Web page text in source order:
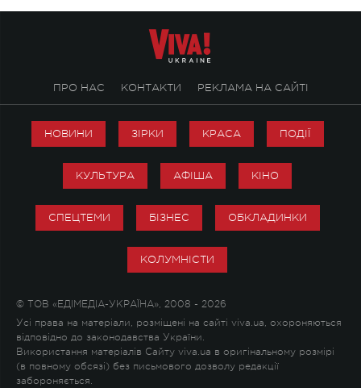
ПРО НАС КОНТАКТИ РЕКЛАМА НА САЙТІ
НОВИНИ ЗІРКИ КРАСА ПОДІЇ
КУЛЬТУРА АФІША КІНО
СПЕЦТЕМИ БІЗНЕС ОБКЛАДИНКИ
КОЛУМНІСТИ
© ТОВ «ЕДІМЕДІА-УКРАЇНА», 2008 - 2026
Усі права на матеріали, розміщені на сайті viva.ua, охороняються
відповідно до законодавства України.
Використання матеріалів Сайту viva.ua в оригінальному розмірі
(в повному обсязі) без письмового дозволу редакції
забороняється.